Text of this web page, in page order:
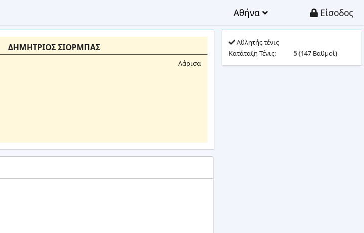
Αθήνα Είσοδος
ΔΗΜΗΤΡΙΟΣ ΣΙΟΡΜΠΑΣ
Λάρισα
Αθλητής τένις
Κατάταξη Τένις:
5(147 Βαθμοί)